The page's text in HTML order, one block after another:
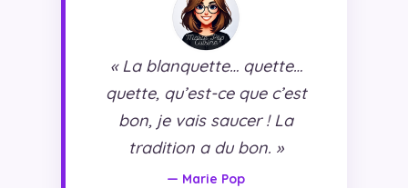
« La blanquette… quette…
quette, qu’est-ce que c’est
bon, je vais saucer ! La
tradition a du bon. »
— Marie Pop